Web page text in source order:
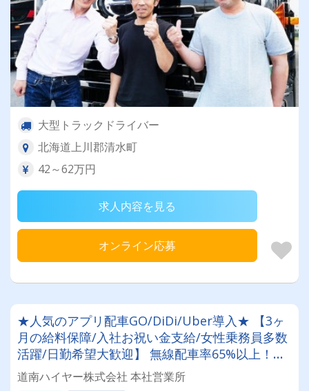
大型トラックドライバー
北海道上川郡清水町
42～62万円
求人内容を見る
オンライン応募
★人気のアプリ配車GO/DiDi/Uber導入★ 【3ヶ
月の給料保障/入社お祝い金支給/女性乗務員多数
活躍/日勤希望大歓迎】 無線配車率65%以上！乗
務員のライフスタイルを尊重！希望に合わせてシ
フト調整が可能★ 売上向上を目指していきま
道南ハイヤー株式会社 本社営業所